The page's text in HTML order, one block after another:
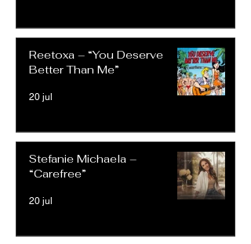
Reetoxa – “You Deserve
Better Than Me”
20 jul
Stefanie Michaela –
“Carefree”
20 jul